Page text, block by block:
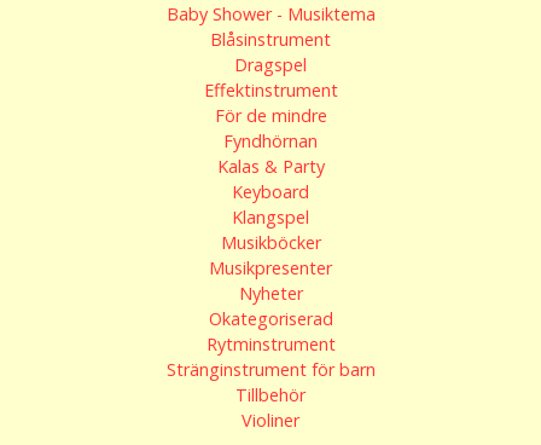
Baby Shower - Musiktema
Blåsinstrument
Dragspel
Effektinstrument
För de mindre
Fyndhörnan
Kalas & Party
Keyboard
Klangspel
Musikböcker
Musikpresenter
Nyheter
Okategoriserad
Rytminstrument
Stränginstrument för barn
Tillbehör
Violiner